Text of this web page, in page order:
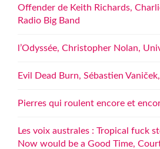
Offender de Keith Richards,
Radio Big Band
l’Odyssée, Christopher Nolan,
Evil Dead Burn, Sébastien
Pierres qui roulent encore et
Les voix australes : Tropical fuck
Now would be a Good Time,